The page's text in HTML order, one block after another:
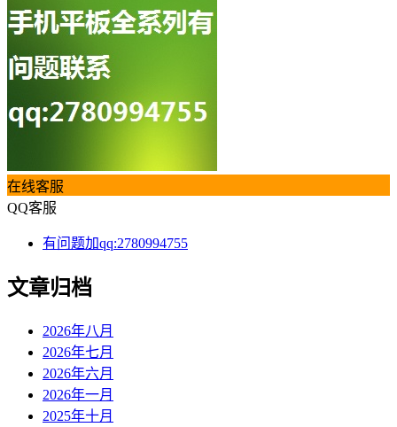
在线客服
QQ客服
有问题加qq:2780994755
文章归档
2026年八月
2026年七月
2026年六月
2026年一月
2025年十月